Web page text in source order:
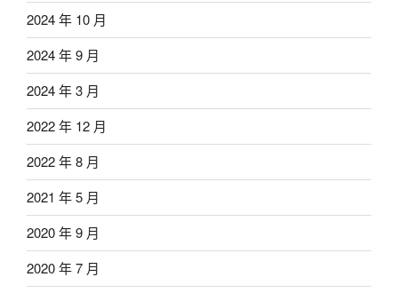
2024 年 10 月
2024 年 9 月
2024 年 3 月
2022 年 12 月
2022 年 8 月
2021 年 5 月
2020 年 9 月
2020 年 7 月